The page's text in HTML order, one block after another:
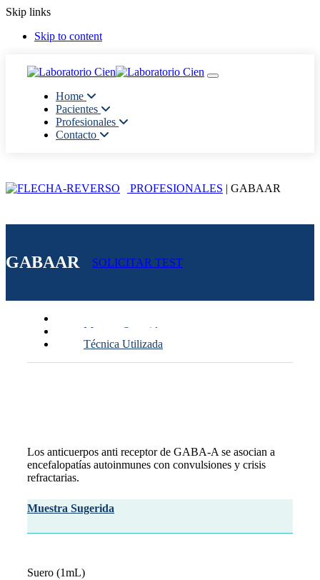
Skip links
Skip to content
Toggle navigation
Home
Pacientes
Profesionales
Contacto
PROFESIONALES | GABAAR
GABAAR SOLICITAR TEST
Muestra Sugerida
Técnica Utilizada
Los anticuerpos anti receptor de GABA-A se asocian a
encefalopatías autoinmunes con convulsiones y crisis
refractarias.
Muestra Sugerida
Suero (1mL)